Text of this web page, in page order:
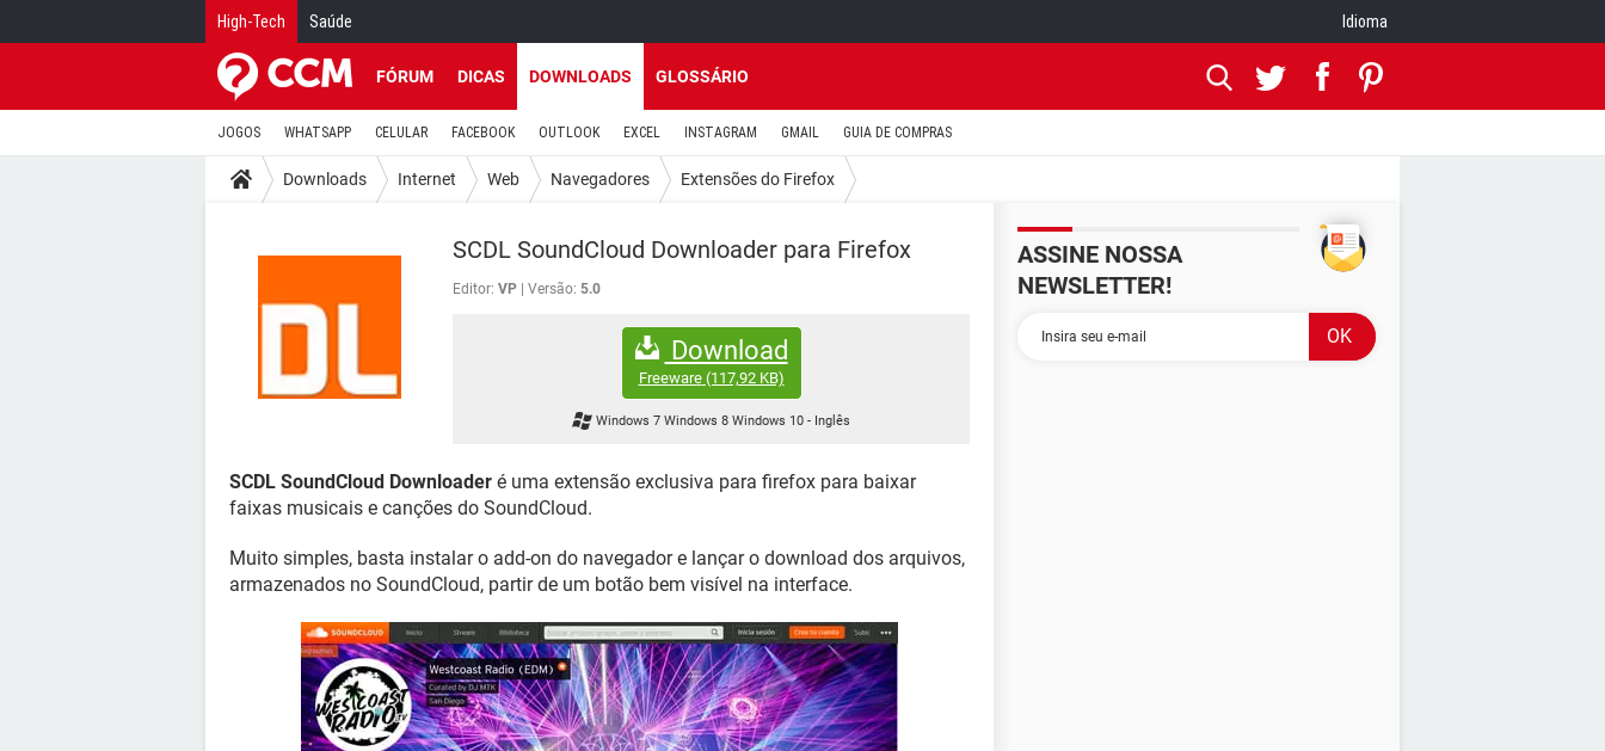
High-Tech Saúde Idioma
FÓRUM DICAS DOWNLOADS GLOSSÁRIO
JOGOS WHATSAPP CELULAR FACEBOOK OUTLOOK EXCEL INSTAGRAM GMAIL GUIA DE COMPRAS
Downloads Internet Web Navegadores Extensões do Firefox
SCDL SoundCloud Downloader para Firefox
Editor: VP Versão: 5.0
Download
Freeware(117,92 KB)
Windows 7 Windows 8 Windows 10- Inglês
SCDL SoundCloud Downloader é uma extensão exclusiva para firefox para baixar
faixas musicais e canções do SoundCloud.
Muito simples, basta instalar o add-on do navegador e lançar o download dos arquivos,
armazenados no SoundCloud, partir de um botão bem visível na interface.
ASSINE NOSSA
NEWSLETTER!